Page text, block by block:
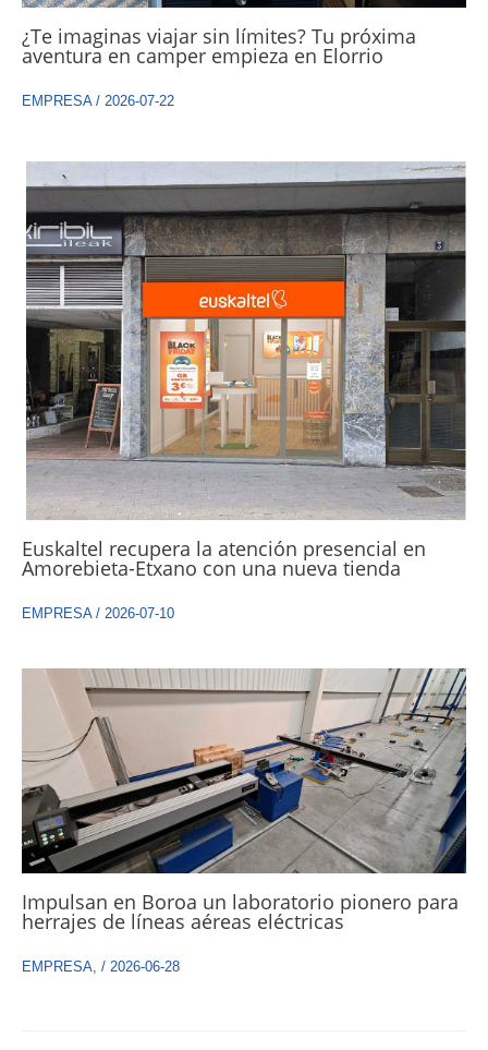
¿Te imaginas viajar sin límites? Tu próxima
aventura en camper empieza en Elorrio
EMPRESA/ 2026-07-22
Euskaltel recupera la atención presencial en
Amorebieta-Etxano con una nueva tienda
EMPRESA/ 2026-07-10
Impulsan en Boroa un laboratorio pionero para
herrajes de líneas aéreas eléctricas
EMPRESA, / 2026-06-28